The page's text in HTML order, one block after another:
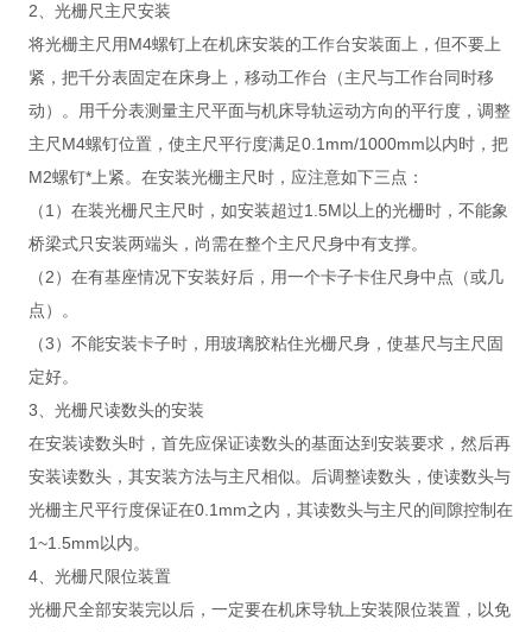
2、光栅尺主尺安装
将光栅主尺用M4螺钉上在机床安装的工作台安装面上，但不要上
紧，把千分表固定在床身上，移动工作台（主尺与工作台同时移
动）。用千分表测量主尺平面与机床导轨运动方向的平行度，调整
主尺M4螺钉位置，使主尺平行度满足0.1mm/1000mm以内时，把
M2螺钉*上紧。在安装光栅主尺时，应注意如下三点：
（1）在装光栅尺主尺时，如安装超过1.5M以上的光栅时，不能象
桥梁式只安装两端头，尚需在整个主尺尺身中有支撑。
（2）在有基座情况下安装好后，用一个卡子卡住尺身中点（或几
点）。
（3）不能安装卡子时，用玻璃胶粘住光栅尺身，使基尺与主尺固
定好。
3、光栅尺读数头的安装
在安装读数头时，首先应保证读数头的基面达到安装要求，然后再
安装读数头，其安装方法与主尺相似。后调整读数头，使读数头与
光栅主尺平行度保证在0.1mm之内，其读数头与主尺的间隙控制在
1~1.5mm以内。
4、光栅尺限位装置
光栅尺全部安装完以后，一定要在机床导轨上安装限位装置，以免